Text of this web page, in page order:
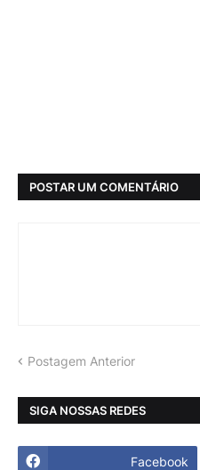
POSTAR UM COMENTÁRIO
Postagem Anterior
SIGA NOSSAS REDES
Facebook